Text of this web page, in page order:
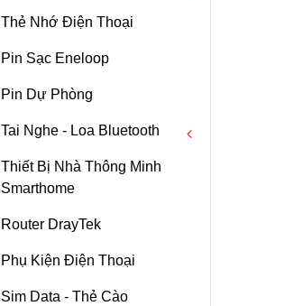
Thẻ Nhớ CF
Thẻ Nhớ CFast
Thẻ Nhớ SDHC
Thẻ Nhớ SDXC
Thẻ Nhớ CFexpress
Thẻ Nhớ Điện Thoại
Pin Sạc Eneloop
Pin Dự Phòng
Tai Nghe - Loa Bluetooth
Tai Nghe Bluetooth
Thiết Bị Nhà Thông Minh
Smarthome
Router DrayTek
Phụ Kiện Điện Thoại
Sim Data - Thẻ Cào
IPhone 14 Promax
Grandstream